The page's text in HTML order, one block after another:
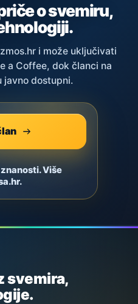
o svemiru,
i može uključivati
a Coffee, dok članci na
javno dostupni.
Više
svemira,